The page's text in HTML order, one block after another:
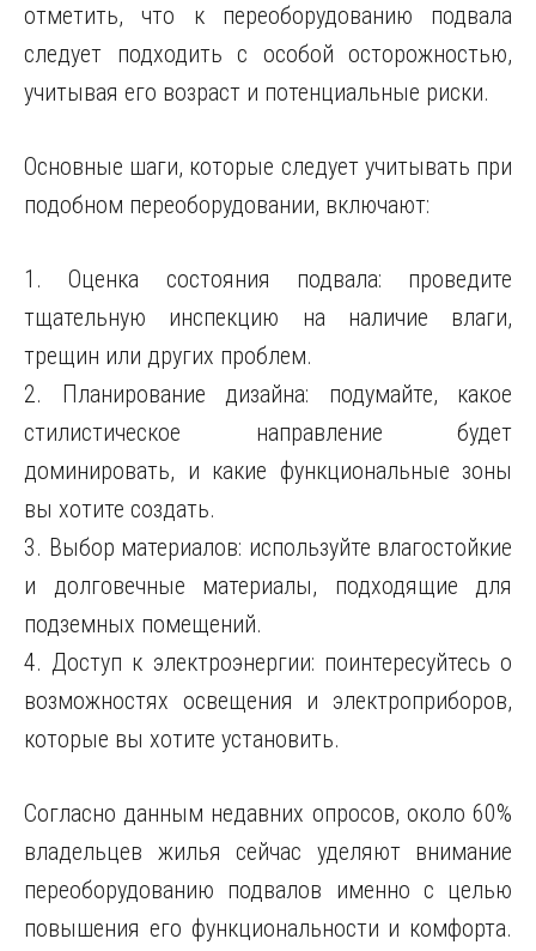
отметить, что к переоборудованию подвала
следует подходить с особой осторожностью,
учитывая его возраст и потенциальные риски.
Основные шаги, которые следует учитывать при
подобном переоборудовании, включают:
1. Оценка состояния подвала: проведите
тщательную инспекцию на наличие влаги,
трещин или других проблем.
2. Планирование дизайна: подумайте, какое
стилистическое направление будет
доминировать, и какие функциональные зоны
вы хотите создать.
3. Выбор материалов: используйте влагостойкие
и долговечные материалы, подходящие для
подземных помещений.
4. Доступ к электроэнергии: поинтересуйтесь о
возможностях освещения и электроприборов,
которые вы хотите установить.
Согласно данным недавних опросов, около 60%
владельцев жилья сейчас уделяют внимание
переоборудованию подвалов именно с целью
повышения его функциональности и комфорта.